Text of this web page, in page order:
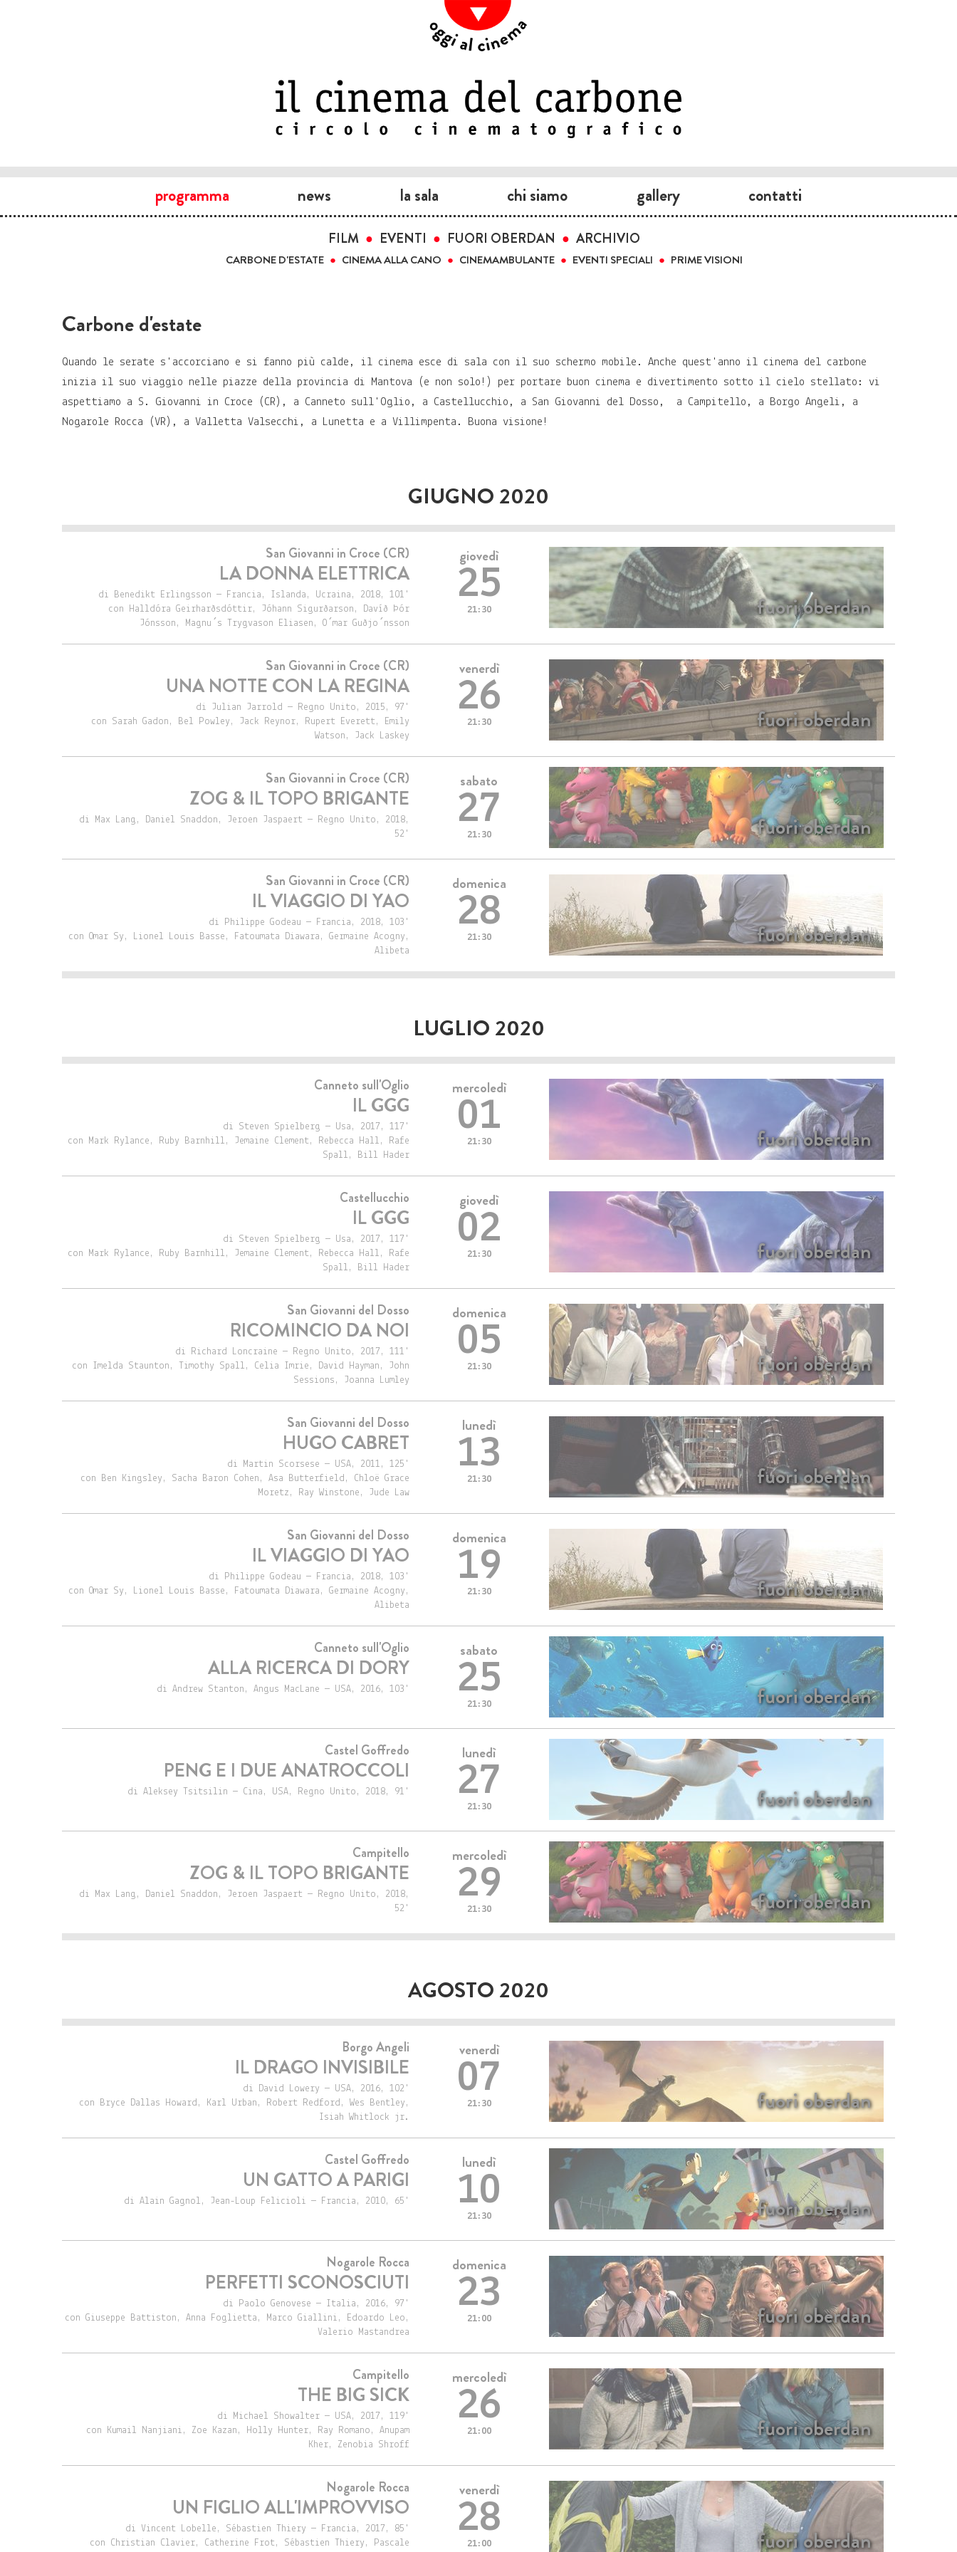
programma news la sala chi siamo gallery contatti
FILM EVENTI FUORI OBERDAN ARCHIVIO
CARBONE D'ESTATE CINEMA ALLA CANO CINEMAMBULANTE EVENTI SPECIALI PRIME VISIONI
Carbone d'estate
Quando le serate s'accorciano e si fanno più calde, il cinema esce di sala con il suo schermo mobile. Anche quest'anno il cinema del carbone
inizia il suo viaggio nelle piazze della provincia di Mantova (e non solo!) per portare buon cinema e divertimento sotto il cielo stellato: vi
aspettiamo a S. Giovanni in Croce (CR), a Canneto sull'Oglio, a Castellucchio, a San Giovanni del Dosso, a Campitello, a Borgo Angeli, a
Nogarole Rocca (VR), a Valletta Valsecchi, a Lunetta e a Villimpenta. Buona visione!
GIUGNO 2020
San Giovanni in Croce (CR)
LA DONNA ELETTRICA
di Benedikt Erlingsson — Francia, Islanda, Ucraina, 2018, 101'
con Halldóra Geirharðsdóttir, Jóhann Sigurðarson, Davíð Þór
Jónsson, Magnu´s Trygvason Eliasen, O´mar Guðjo´nsson
giovedì
25
21:30 fuori oberdan
San Giovanni in Croce (CR)
UNA NOTTE CON LA REGINA
di Julian Jarrold — Regno Unito, 2015, 97'
con Sarah Gadon, Bel Powley, Jack Reynor, Rupert Everett, Emily
Watson, Jack Laskey
venerdì
26
21:30 fuori oberdan
San Giovanni in Croce (CR)
ZOG & IL TOPO BRIGANTE
di Max Lang, Daniel Snaddon, Jeroen Jaspaert — Regno Unito, 2018,
52'
sabato
27
21:30 fuori oberdan
San Giovanni in Croce (CR)
IL VIAGGIO DI YAO
di Philippe Godeau — Francia, 2018, 103'
con Omar Sy, Lionel Louis Basse, Fatoumata Diawara, Germaine Acogny,
Alibeta
domenica
28
21:30 fuori oberdan
LUGLIO 2020
Canneto sull'Oglio
IL GGG
di Steven Spielberg — Usa, 2017, 117'
con Mark Rylance, Ruby Barnhill, Jemaine Clement, Rebecca Hall, Rafe
Spall, Bill Hader
mercoledì
01
21:30 fuori oberdan
Castellucchio
IL GGG
di Steven Spielberg — Usa, 2017, 117'
con Mark Rylance, Ruby Barnhill, Jemaine Clement, Rebecca Hall, Rafe
Spall, Bill Hader
giovedì
02
21:30 fuori oberdan
San Giovanni del Dosso
RICOMINCIO DA NOI
di Richard Loncraine — Regno Unito, 2017, 111'
con Imelda Staunton, Timothy Spall, Celia Imrie, David Hayman, John
Sessions, Joanna Lumley
domenica
05
21:30 fuori oberdan
San Giovanni del Dosso
HUGO CABRET
di Martin Scorsese — USA, 2011, 125'
con Ben Kingsley, Sacha Baron Cohen, Asa Butterfield, Chloë Grace
Moretz, Ray Winstone, Jude Law
lunedì
13
21:30 fuori oberdan
San Giovanni del Dosso
IL VIAGGIO DI YAO
di Philippe Godeau — Francia, 2018, 103'
con Omar Sy, Lionel Louis Basse, Fatoumata Diawara, Germaine Acogny,
Alibeta
domenica
19
21:30 fuori oberdan
Canneto sull'Oglio
ALLA RICERCA DI DORY
di Andrew Stanton, Angus MacLane — USA, 2016, 103'
sabato
25
21:30 fuori oberdan
Castel Goffredo
PENG E I DUE ANATROCCOLI
di Aleksey Tsitsilin — Cina, USA, Regno Unito, 2018, 91'
lunedì
27
21:30 fuori oberdan
Campitello
ZOG & IL TOPO BRIGANTE
di Max Lang, Daniel Snaddon, Jeroen Jaspaert — Regno Unito, 2018,
52'
mercoledì
29
21:30 fuori oberdan
AGOSTO 2020
Borgo Angeli
IL DRAGO INVISIBILE
di David Lowery — USA, 2016, 102'
con Bryce Dallas Howard, Karl Urban, Robert Redford, Wes Bentley,
Isiah Whitlock jr.
venerdì
07
21:30 fuori oberdan
Castel Goffredo
UN GATTO A PARIGI
di Alain Gagnol, Jean-Loup Felicioli — Francia, 2010, 65'
lunedì
10
21:30 fuori oberdan
Nogarole Rocca
PERFETTI SCONOSCIUTI
di Paolo Genovese — Italia, 2016, 97'
con Giuseppe Battiston, Anna Foglietta, Marco Giallini, Edoardo Leo,
Valerio Mastandrea
domenica
23
21:00 fuori oberdan
Campitello
THE BIG SICK
di Michael Showalter — USA, 2017, 119'
con Kumail Nanjiani, Zoe Kazan, Holly Hunter, Ray Romano, Anupam
Kher, Zenobia Shroff
mercoledì
26
21:00 fuori oberdan
Nogarole Rocca
UN FIGLIO ALL'IMPROVVISO
di Vincent Lobelle, Sébastien Thiery — Francia, 2017, 85'
con Christian Clavier, Catherine Frot, Sébastien Thiery, Pascale
venerdì
28
21:00 fuori oberdan